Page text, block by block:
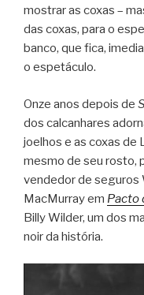
mostrar as coxas –
das coxas, para o
banco, que fica,
o espetáculo.
Onze anos depois de
dos calcanhares
joelhos e as coxas de
mesmo de seu rosto,
vendedor de seguros
MacMurray em Pacto
Billy Wilder, um dos
noir da história.